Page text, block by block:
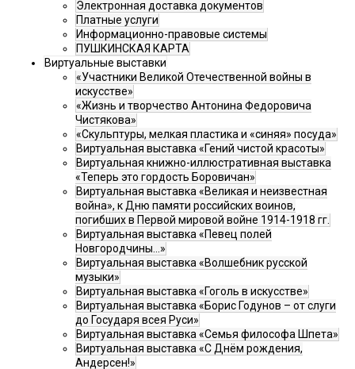
Электронная доставка документов
Платные услуги
Информационно-правовые системы
ПУШКИНСКАЯ КАРТА
Виртуальные выставки
«Участники Великой Отечественной войны в
искусстве»
«Жизнь и творчество Антонина Федоровича
Чистякова»
«Скульптуры, мелкая пластика и «синяя» посуда»
Виртуальная выставка «Гений чистой красоты»
Виртуальная книжно-иллюстративная выставка
«Теперь это гордость Боровичан»
Виртуальная выставка «Великая и неизвестная
война», к Дню памяти российских воинов,
погибших в Первой мировой войне 1914-1918 гг.
Виртуальная выставка «Певец полей
Новгородчины…»
Виртуальная выставка «Волшебник русской
музыки»
Виртуальная выставка «Гоголь в искусстве»
Виртуальная выставка «Борис Годунов – от слуги
до Государя всея Руси»
Виртуальная выставка «Семья философа Шпета»
Виртуальная выставка «С Днём рождения,
Андерсен!»